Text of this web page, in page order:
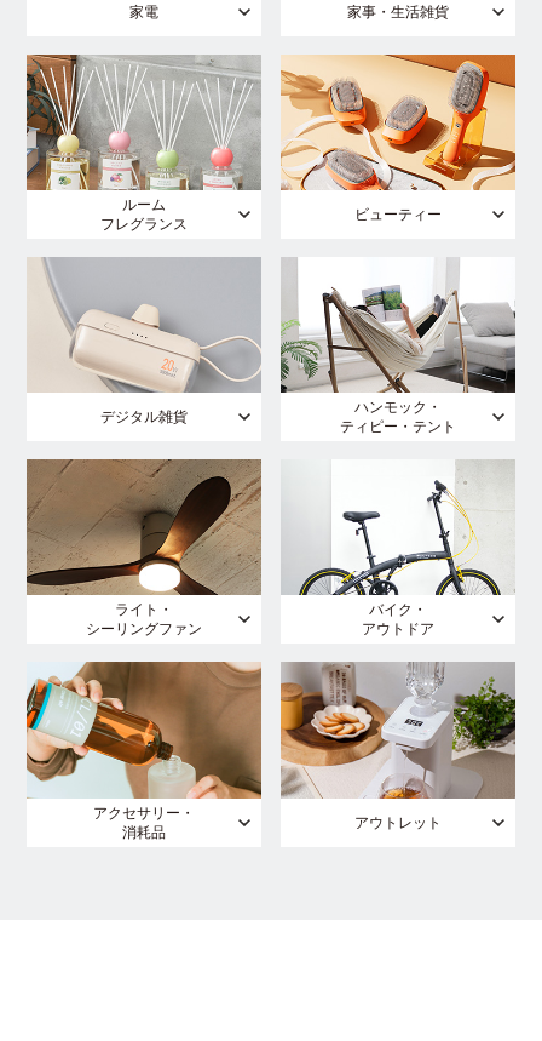
家電 家事・生活雑貨
ルーム
フレグランス
ビューティー
デジタル雑貨
ハンモック・
ティピー・テント
ライト・
シーリングファン
バイク・
アウトドア
アクセサリー・
消耗品
アウトレット